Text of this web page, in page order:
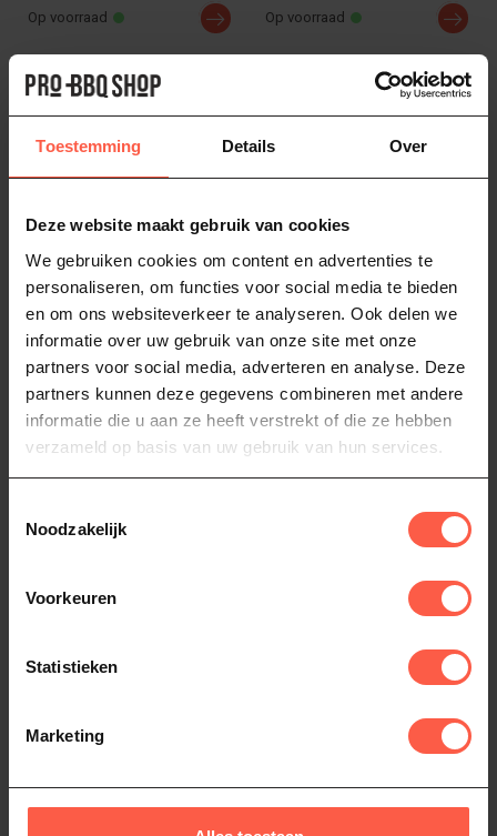
Toestemming Details Over
Deze website maakt gebruik van cookies
We gebruiken cookies om content en advertenties te
personaliseren, om functies voor social media te bieden
en om ons websiteverkeer te analyseren. Ook delen we
informatie over uw gebruik van onze site met onze
partners voor social media, adverteren en analyse. Deze
partners kunnen deze gegevens combineren met andere
informatie die u aan ze heeft verstrekt of die ze hebben
verzameld op basis van uw gebruik van hun services.
Noodzakelijk
Voorkeuren
Statistieken
Marketing
Op voorraad Op voorraad
LE CREUSET
Essential Non-Stick
Keramische
Sauteerpan met
extra handvat
De Le Creuset sauteerpan
met keramische anti-
Essential Non-Stick
Keramische
Provençaalse
Sauteerpan met
extra handvat
sauteerpan met keramische
anti-aanbaklaag is ideaal v...